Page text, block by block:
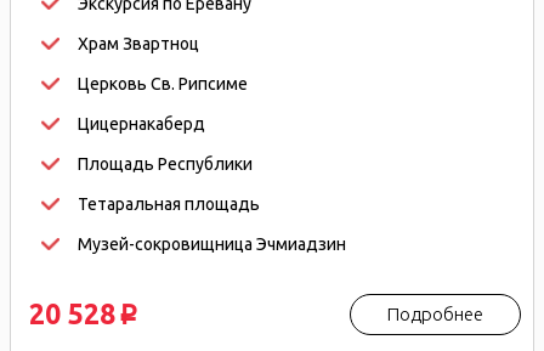
Храм Звартноц
Церковь Св. Рипсиме
Цицернакаберд
Площадь Республики
Тетаральная площадь
Музей-сокровищница Эчмиадзин
20 528 p Подробнее